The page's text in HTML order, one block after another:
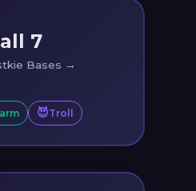
7
Bases →
😈Troll